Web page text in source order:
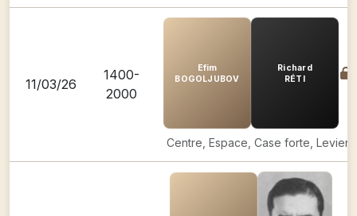
11/03/26
1400-
2000
Efim
BOGOLJUBOV
Richard
RÉTI
Centre, Espace, Case forte, Levier